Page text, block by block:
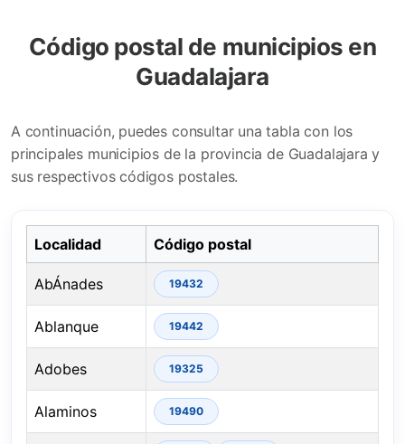
Código postal de municipios en
Guadalajara
A continuación, puedes consultar una tabla con los
principales municipios de la provincia de Guadalajara y
sus respectivos códigos postales.
Localidad Código postal
AbÁnades 19432
Ablanque 19442
Adobes 19325
Alaminos 19490